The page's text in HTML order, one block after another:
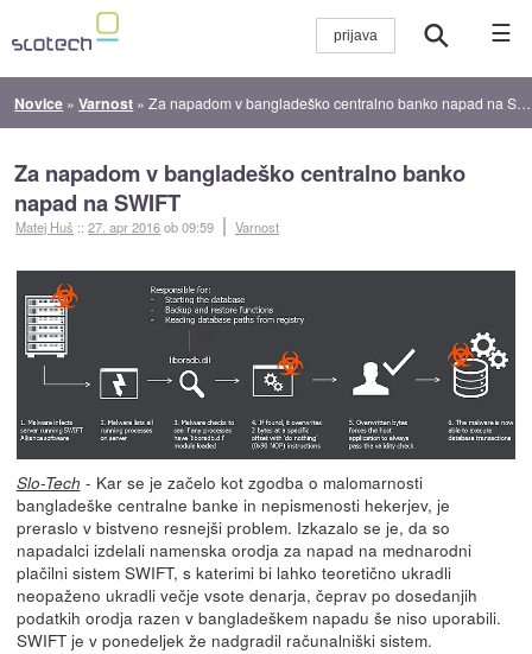
☰
Novice »Varnost »Za napadom v bangladeško centralno banko napad na SWIFT
Za napadom v bangladeško centralno banko
napad na SWIFT
Matej Huš ::27. apr 2016ob 09:59 Varnost
Slo-Tech - Kar se je začelo kot zgodba o malomarnosti
bangladeške centralne banke in nepismenosti hekerjev, je
preraslo v bistveno resnejši problem. Izkazalo se je, da so
napadalci izdelali namenska orodja za napad na mednarodni
plačilni sistem SWIFT, s katerimi bi lahko teoretično ukradli
neopaženo ukradli večje vsote denarja, čeprav po dosedanjih
podatkih orodja razen v bangladeškem napadu še niso uporabili.
SWIFT je v ponedeljek že nadgradil računalniški sistem.